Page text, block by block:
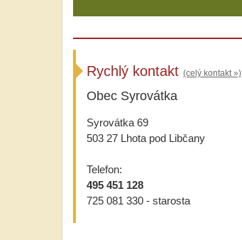
Rychlý kontakt (celý kontakt »)
Obec Syrovátka
Syrovátka 69
503 27 Lhota pod Libčany
Telefon:
495 451 128
725 081 330 - starosta